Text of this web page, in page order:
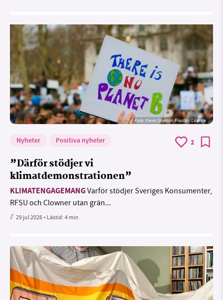
Foto:Kevin Snyman/Pixabay Licence
Nyheter Positiva nyheter 2
”Därför stödjer vi
klimatdemonstrationen”
KLIMATENGAGEMANGVarför stödjer Sveriges Konsumenter,
RFSU och Clowner utan grän...
29 jul 2026• Lästid:4 min